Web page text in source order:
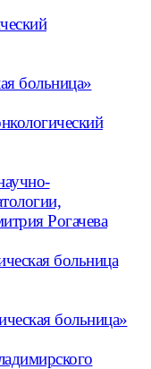
больница»
Рогачева
больница
больница»